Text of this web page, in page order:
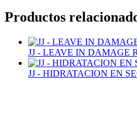
Productos
JJ - LEAVE IN DAMAGE
JJ - HIDRATACION EN